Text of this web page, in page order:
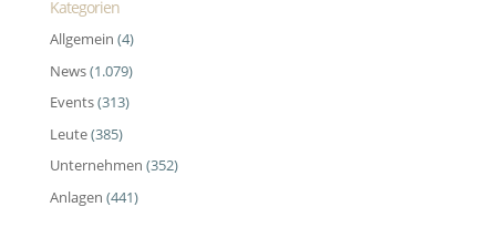
Kategorien
Allgemein (4)
News(1.079)
Events(313)
Leute(385)
Unternehmen (352)
Anlagen (441)